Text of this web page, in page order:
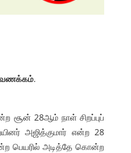
வணக்கம்.
சூன் 28ஆம் நாள் சிறப்புப்
அஜித்குமார் என்ற 28
பெயரில் அடித்தே கொன்ற